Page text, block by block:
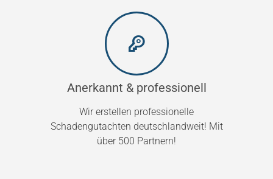
Anerkannt & professionell
Wir erstellen professionelle
Schadengutachten deutschlandweit! Mit
über 500 Partnern!